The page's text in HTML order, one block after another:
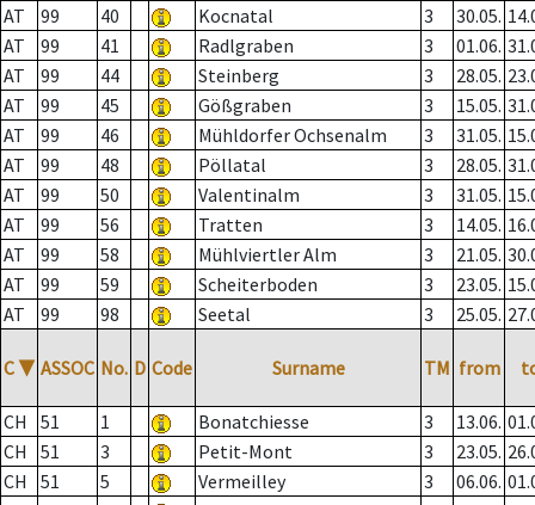
AT
99 40 Kocnatal 3 30.05.
AT
99 41 Radlgraben 3 01.06.
AT
99 44 Steinberg 3 28.05.
AT
99 45 Gößgraben 3 15.05.
AT
99 46 Mühldorfer Ochsenalm 3 31.05.
AT
99 48 Pöllatal 3 28.05.
AT
99 50 Valentinalm 3 31.05.
AT
99 56 Tratten 3 14.05.
AT
99 58 Mühlviertler Alm 3 21.05.
AT
99 59 Scheiterboden 3 23.05.
AT
99 98 Seetal 3 25.05.
C ▼ ASSOC No. D Code Surname TM from
CH 51 1 Bonatchiesse 3 13.06.
CH
51 3 Petit-Mont 3 23.05.
CH
51 5 Vermeilley 3 06.06.